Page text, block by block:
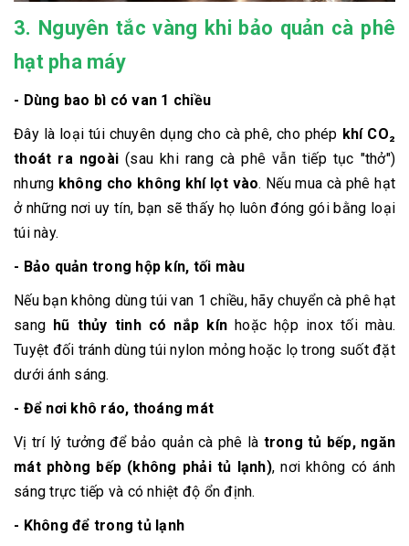
3. Nguyên tắc vàng khi bảo quản cà phê
hạt pha máy
- Dùng bao bì có van 1 chiều
Đây là loại túi chuyên dụng cho cà phê, cho phép khí CO₂
thoát ra ngoài (sau khi rang cà phê vẫn tiếp tục "thở")
nhưng không cho không khí lọt vào. Nếu mua cà phê hạt
ở những nơi uy tín, bạn sẽ thấy họ luôn đóng gói bằng loại
túi này.
- Bảo quản trong hộp kín, tối màu
Nếu bạn không dùng túi van 1 chiều, hãy chuyển cà phê hạt
sang hũ thủy tinh có nắp kín hoặc hộp inox tối màu.
Tuyệt đối tránh dùng túi nylon mỏng hoặc lọ trong suốt đặt
dưới ánh sáng.
- Để nơi khô ráo, thoáng mát
Vị trí lý tưởng để bảo quản cà phê là trong tủ bếp, ngăn
mát phòng bếp (không phải tủ lạnh), nơi không có ánh
sáng trực tiếp và có nhiệt độ ổn định.
- Không để trong tủ lạnh